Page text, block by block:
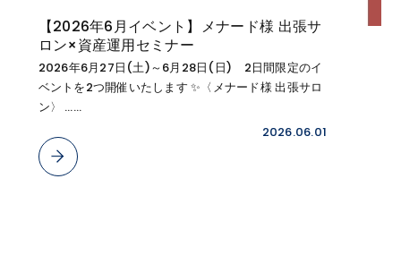
【2026年6月イベント】メナード様 出張サ
ロン×資産運用セミナー
2026年6月27日(土)～6月28日(日) 2日間限定のイ
ベントを2つ開催いたします ✨〈メナード様 出張サロ
ン〉 ……
2026.06.01